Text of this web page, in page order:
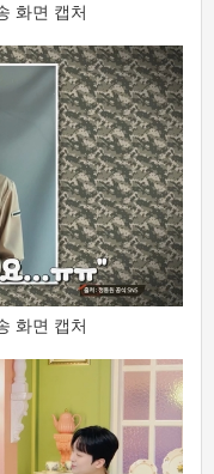
화면 캡처
화면 캡처